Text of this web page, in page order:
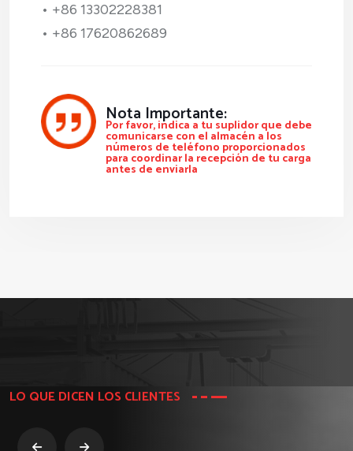
• ‪+86 13302228381‬
• ‪+86 17620862689‬
Nota Importante:
Por favor, indica a tu suplidor que debe
comunicarse con el almacén a los
números de teléfono proporcionados
para coordinar la recepción de tu carga
antes de enviarla
LO QUE DICEN LOS CLIENTES